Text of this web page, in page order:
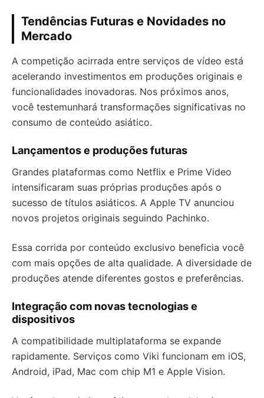
Tendências Futuras e Novidades no
Mercado
A competição acirrada entre serviços de vídeo está
acelerando investimentos em produções originais e
funcionalidades inovadoras. Nos próximos anos,
você testemunhará transformações significativas no
consumo de conteúdo asiático.
Lançamentos e produções futuras
Grandes plataformas como Netflix e Prime Video
intensificaram suas próprias produções após o
sucesso de títulos asiáticos. A Apple TV anunciou
novos projetos originais seguindo Pachinko.
Essa corrida por conteúdo exclusivo beneficia você
com mais opções de alta qualidade. A diversidade de
produções atende diferentes gostos e preferências.
Integração com novas tecnologias e
dispositivos
A compatibilidade multiplataforma se expande
rapidamente. Serviços como Viki funcionam em iOS,
Android, iPad, Mac com chip M1 e Apple Vision.